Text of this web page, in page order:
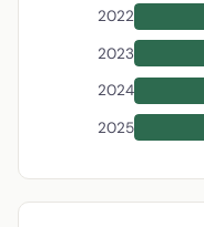
2022
2023
2024
2025